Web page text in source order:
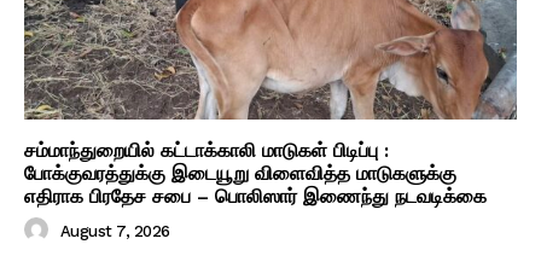
சம்மாந்துறையில் கட்டாக்காலி மாடுகள் பிடிப்பு :
போக்குவரத்துக்கு இடையூறு விளைவித்த மாடுகளுக்கு
எதிராக பிரதேச சபை – பொலிஸார் இணைந்து நடவடிக்கை
August 7, 2026